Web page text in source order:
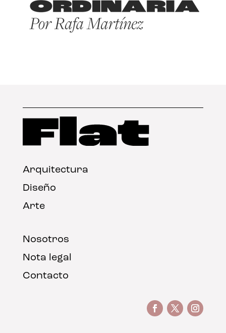
Arquitectura
Diseño
Arte
Nosotros
Nota legal
Contacto